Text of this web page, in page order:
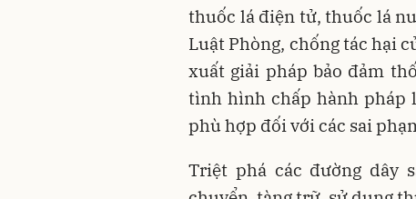
thuốc lá điện tử, thuốc lá
Luật Phòng, chống tác hại
xuất giải pháp bảo đảm
tình hình chấp hành pháp
phù hợp đối với các sai
Triệt phá các đường dây